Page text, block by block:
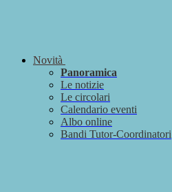
Novità
Panoramica
Le notizie
Le circolari
Calendario eventi
Albo online
Bandi Tutor-Coordinatori